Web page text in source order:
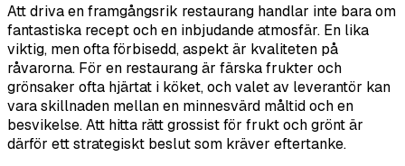
Att driva en framgångsrik restaurang handlar inte bara om
fantastiska recept och en inbjudande atmosfär. En lika
viktig, men ofta förbisedd, aspekt är kvaliteten på
råvarorna. För en restaurang är färska frukter och
grönsaker ofta hjärtat i köket, och valet av leverantör kan
vara skillnaden mellan en minnesvärd måltid och en
besvikelse. Att hitta rätt grossist för frukt och grönt är
därför ett strategiskt beslut som kräver eftertanke.